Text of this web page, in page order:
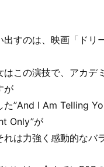
すのは、映画「ドリ
はこの演技で、アカデ
が
た”And I Am Telling
Only”が
は力強く感動的なバ